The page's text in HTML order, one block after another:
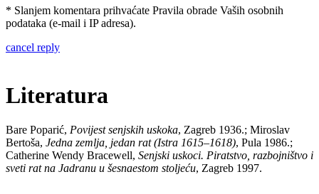
* Slanjem komentara prihvaćate Pravila obrade Vaših osobnih
podataka (e-mail i IP adresa).
cancel reply
Literatura
Bare Poparić, Povijest senjskih uskoka, Zagreb 1936.; Miroslav
Bertoša, Jedna zemlja, jedan rat (Istra 1615–1618), Pula 1986.;
Catherine Wendy Bracewell, Senjski uskoci. Piratstvo, razbojništvo i
sveti rat na Jadranu u šesnaestom stoljeću, Zagreb 1997.